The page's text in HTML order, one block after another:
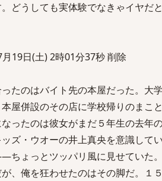
どうしても実体験でなきゃイヤだ
日(土) 2時01分37秒 削除
たのはバイト先の本屋だった。大
屋併設のその店に学校帰りのまこ
ったのは彼女がまだ５年生の去年の
ズ・ウオーの井上真央を意識し
ちょっとツッパリ風に見せていた
、俺を狂わせたのはその脚だ。１